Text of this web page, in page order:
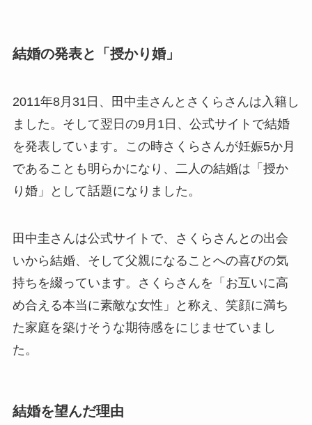
結婚の発表と「授かり婚」
2011年8月31日、田中圭さんとさくらさんは入籍し
ました。そして翌日の9月1日、公式サイトで結婚
を発表しています。この時さくらさんが妊娠5か月
であることも明らかになり、二人の結婚は「授か
り婚」として話題になりました。
田中圭さんは公式サイトで、さくらさんとの出会
いから結婚、そして父親になることへの喜びの気
持ちを綴っています。さくらさんを「お互いに高
め合える本当に素敵な女性」と称え、笑顔に満ち
た家庭を築けそうな期待感をにじませていまし
た。
結婚を望んだ理由